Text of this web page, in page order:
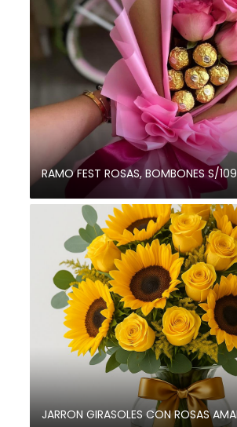
RAMO FEST ROSAS, BOMBONES S/
JARRON GIRASOLES CON ROSAS